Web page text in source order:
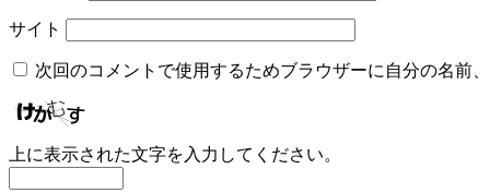
サイト
次回のコメントで使用するためブラウザーに自分の名前
上に表示された文字を入力してください。